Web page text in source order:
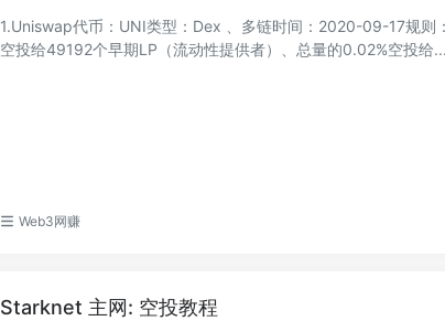
1.Uniswap代币：UNI类型：Dex 、多链时间：2020-09-17规
空投给49192个早期LP（流动性提供者）、总量的0.02%空投给...
Web3网赚
Starknet 主网: 空投教程